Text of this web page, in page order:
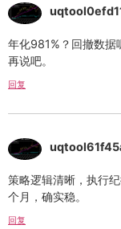
年化981%？回撤数据
再说吧。
回复
策略逻辑清晰，执行
个月，确实稳。
回复